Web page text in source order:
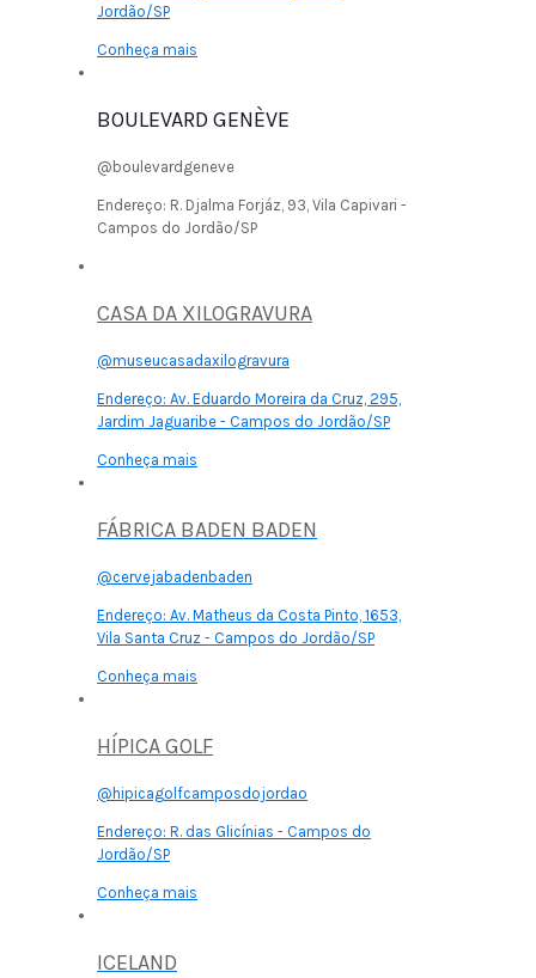
Jordão/SP
Conheça mais
BOULEVARD GENÈVE
@boulevardgeneve
Endereço: R. Djalma Forjáz, 93, Vila Capivari -
Campos do Jordão/SP
CASA DA XILOGRAVURA
@museucasadaxilogravura
Endereço: Av. Eduardo Moreira da Cruz, 295,
Jardim Jaguaribe - Campos do Jordão/SP
Conheça mais
FÁBRICA BADEN BADEN
@cervejabadenbaden
Endereço: Av. Matheus da Costa Pinto, 1653,
Vila Santa Cruz - Campos do Jordão/SP
Conheça mais
HÍPICA GOLF
@hipicagolfcamposdojordao
Endereço: R. das Glicínias - Campos do
Jordão/SP
Conheça mais
ICELAND